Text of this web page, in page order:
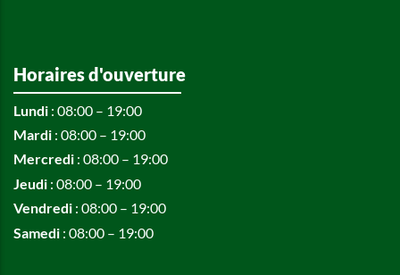
Horaires d'ouverture
Lundi : 08:00 – 19:00
Mardi : 08:00 – 19:00
Mercredi : 08:00 – 19:00
Jeudi : 08:00 – 19:00
Vendredi : 08:00 – 19:00
Samedi : 08:00 – 19:00